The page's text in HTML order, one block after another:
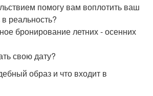
помогу вам воплотить ваш
реальность?
бронирование летних - осенних
свою дату?
образ и что входит в